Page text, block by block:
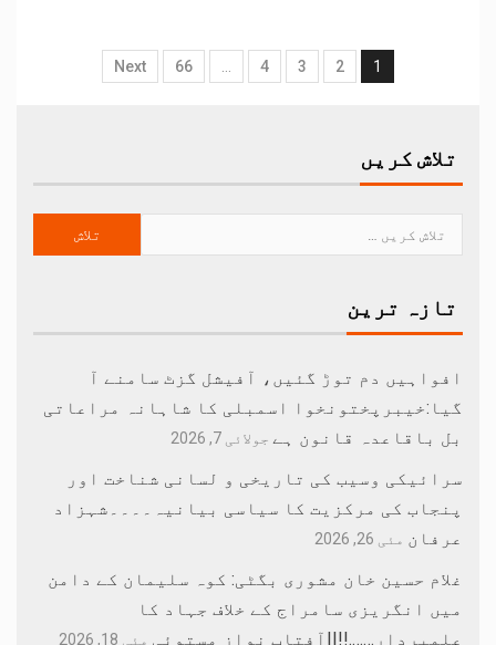
1
2
3
4
…
66
Next
تلاش کریں
تازہ ترین
افواہیں دم توڑ گئیں، آفیشل گزٹ سامنے آ
گیا:خیبرپختونخوا اسمبلی کا شاہانہ مراعاتی
بل باقاعدہ قانون ہے جولائی 7, 2026
سرائیکی وسیب کی تاریخی و لسانی شناخت اور
پنجاب کی مرکزیت کا سیاسی بیانیہ۔۔۔۔شہزاد
عرفان مئی 26, 2026
غلام حسین خان مشوری بگٹی: کوہ سلیمان کے دامن
میں انگریزی سامراج کے خلاف جہاد کا
علمبردار…….!!||آفتاب نواز مستوئی مئی 18, 2026